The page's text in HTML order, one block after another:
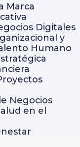
Marca
Digitales
y
Humano
Negocios
en el